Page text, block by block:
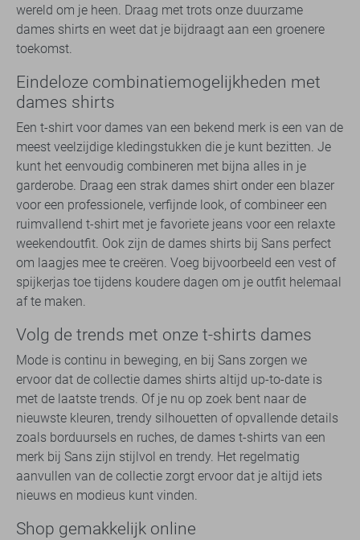
wereld om je heen. Draag met trots onze duurzame
dames shirts en weet dat je bijdraagt aan een groenere
toekomst.
Eindeloze combinatiemogelijkheden met
dames shirts
Een t-shirt voor dames van een bekend merk is een van de
meest veelzijdige kledingstukken die je kunt bezitten. Je
kunt het eenvoudig combineren met bijna alles in je
garderobe. Draag een strak dames shirt onder een blazer
voor een professionele, verfijnde look, of combineer een
ruimvallend t-shirt met je favoriete jeans voor een relaxte
weekendoutfit. Ook zijn de dames shirts bij Sans perfect
om laagjes mee te creëren. Voeg bijvoorbeeld een vest of
spijkerjas toe tijdens koudere dagen om je outfit helemaal
af te maken.
Volg de trends met onze t-shirts dames
Mode is continu in beweging, en bij Sans zorgen we
ervoor dat de collectie dames shirts altijd up-to-date is
met de laatste trends. Of je nu op zoek bent naar de
nieuwste kleuren, trendy silhouetten of opvallende details
zoals borduursels en ruches, de dames t-shirts van een
merk bij Sans zijn stijlvol en trendy. Het regelmatig
aanvullen van de collectie zorgt ervoor dat je altijd iets
nieuws en modieus kunt vinden.
Shop gemakkelijk online